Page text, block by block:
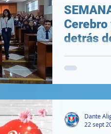
detrás
aula. –
12/05/
.
Dante
22 sept